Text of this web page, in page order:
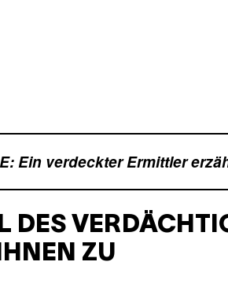
Ein verdeckter Ermittler
DES
ZU